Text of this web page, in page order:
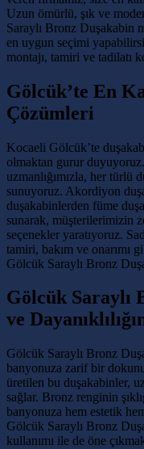
Uzun ömürlü, şık ve
Saraylı Bronz Duşakabin
en uygun seçimi
montajı, tamiri ve tadilatı
Gölcük’te En
Çözümleri
Kocaeli Gölcük’te
olmaktan gurur
uzmanlığımızla, her türlü
sunuyoruz. Akordiyon
duşakabinlerden füme
sunarak, müşterilerimizin
seçenekler yaratıyoruz.
tamiri, bakım ve onarımı
Gölcük Saraylı Bronz
Gölcük Saraylı
ve
Gölcük Saraylı Bronz
banyonuza zarif bir
üretilen bu duşakabinler,
sağlar. Bronz renginin
banyonuza hem estetik
Gölcük Saraylı Bronz
kullanımı ile de öne